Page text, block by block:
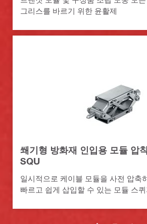
그리스를 바르기 위한 윤활제
쐐기형 방화재 인입용 모듈 압
SQU
일시적으로 케이블 모듈을 사전 압축
빠르고 쉽게 삽입할 수 있는 모듈 스퀴